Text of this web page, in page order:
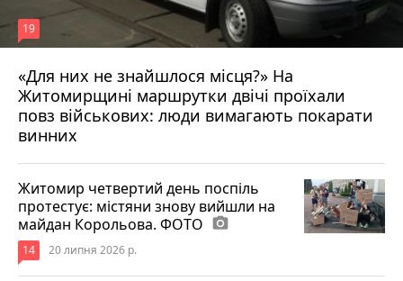
«Для них не знайшлося місця?» На
Житомирщині маршрутки двічі проїхали
повз військових: люди вимагають покарати
винних
19
17 липня 2026 р.
Житомир четвертий день поспіль
протестує: містяни знову вийшли на
майдан Корольова. ФОТО photo_camera
14 20 липня 2026 р.